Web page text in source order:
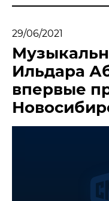
МЕДИА
НОВОСТИ
ПАРТНЕРЫ
29/06/2021
Ильдара
впервые